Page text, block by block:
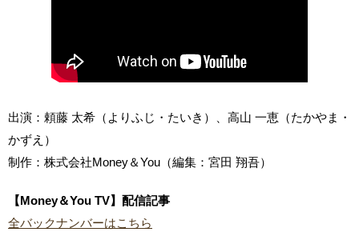
出演：頼藤 太希（よりふじ・たいき）、高山 一恵（たかやま・
かずえ）
制作：株式会社Money＆You（編集：宮田 翔吾）
【Money＆You TV】配信記事
全バックナンバーはこちら